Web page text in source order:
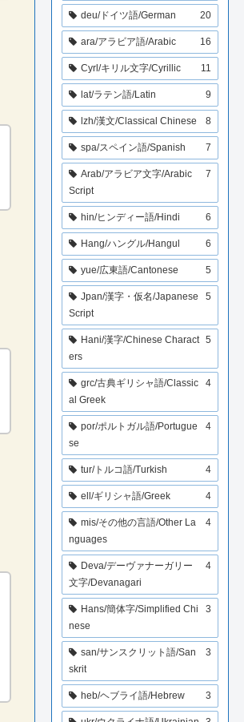
deu/ドイツ語/German 20
ara/アラビア語/Arabic 16
Cyrl/キリル文字/Cyrillic 11
lat/ラテン語/Latin 9
lzh/漢文/Classical Chinese 8
spa/スペイン語/Spanish 7
Arab/アラビア文字/Arabic
Script
7
hin/ヒンディー語/Hindi 6
Hang/ハングル/Hangul 6
yue/広東語/Cantonese 5
Jpan/漢字・仮名/Japanese
Script
5
Hani/漢字/Chinese Charact
ers
5
grc/古典ギリシャ語/Classic
al Greek
4
por/ポルトガル語/Portugue
se
4
tur/トルコ語/Turkish 4
ell/ギリシャ語/Greek 4
mis/その他の言語/Other La
nguages
4
Deva/デーヴァナーガリー
文字/Devanagari
4
Hans/簡体字/Simplified Chi
nese
3
san/サンスクリット語/San
skrit
3
heb/ヘブライ語/Hebrew 3